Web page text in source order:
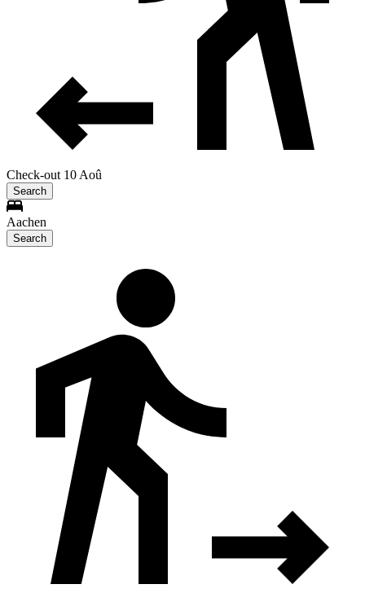
Check-out 10 Aoû
Search
Aachen
Search